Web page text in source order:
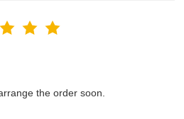
the order soon.